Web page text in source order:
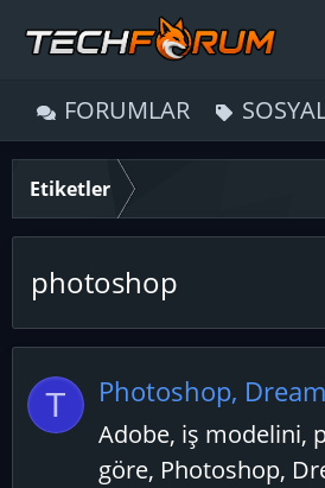
FORUMLAR
Etiketler
photoshop
T Photoshop,
Adobe, iş modelini,
göre, Photoshop,